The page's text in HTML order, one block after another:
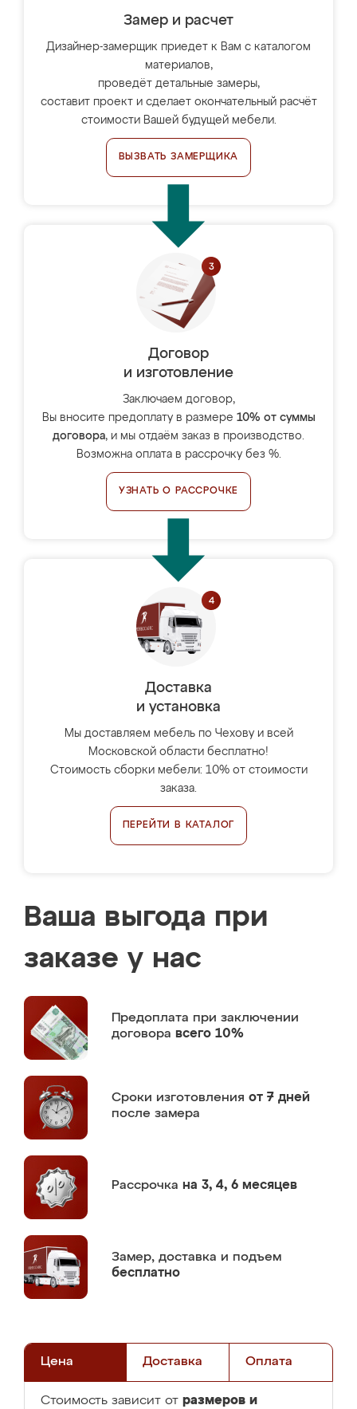
Замер и расчет
Дизайнер-замерщик приедет к Вам с каталогом
материалов,
проведёт детальные замеры,
составит проект и сделает окончательный расчёт
стоимости Вашей будущей мебели.
ВЫЗВАТЬ ЗАМЕРЩИКА
Договор
и изготовление
Заключаем договор,
Вы вносите предоплату в размере 10% от суммы
договора, и мы отдаём заказ в производство.
Возможна оплата в рассрочку без %.
УЗНАТЬ О РАССРОЧКЕ
Доставка
и установка
Мы доставляем мебель по Чехову и всей
Московской области бесплатно!
Стоимость сборки мебели: 10% от стоимости
заказа.
ПЕРЕЙТИ В КАТАЛОГ
Ваша выгода при
заказе у нас
Предоплата при заключении
договора всего 10%
Сроки изготовления от 7 дней
после замера
Рассрочка на 3, 4, 6 месяцев
Замер, доставка и подъем
бесплатно
Цена Доставка Оплата
Стоимость зависит от размеров и